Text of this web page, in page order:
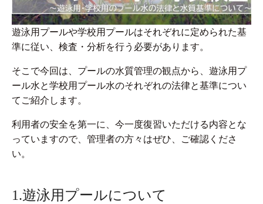
遊泳用プールや学校用プールはそれぞれに定められた基
準に従い、検査・分析を行う必要があります。
そこで今回は、プールの水質管理の観点から、遊泳用プ
ール水と学校用プール水のそれぞれの法律と基準につい
てご紹介します。
利用者の安全を第一に、今一度復習いただける内容とな
っていますので、管理者の方々はぜひ、ご確認くださ
い。
1.遊泳用プールについて